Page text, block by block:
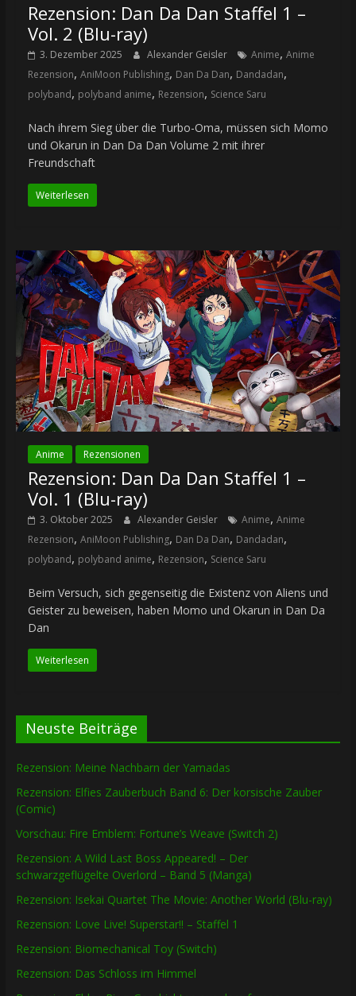
Rezension: Dan Da Dan Staffel 1 –
Vol. 2 (Blu-ray)
3. Dezember 2025 Alexander Geisler Anime, Anime
Rezension, AniMoon Publishing, Dan Da Dan, Dandadan,
polyband, polyband anime, Rezension, Science Saru
Nach ihrem Sieg über die Turbo-Oma, müssen sich Momo
und Okarun in Dan Da Dan Volume 2 mit ihrer
Freundschaft
Weiterlesen
Anime Rezensionen
Rezension: Dan Da Dan Staffel 1 –
Vol. 1 (Blu-ray)
3. Oktober 2025 Alexander Geisler Anime, Anime
Rezension, AniMoon Publishing, Dan Da Dan, Dandadan,
polyband, polyband anime, Rezension, Science Saru
Beim Versuch, sich gegenseitig die Existenz von Aliens und
Geister zu beweisen, haben Momo und Okarun in Dan Da
Dan
Weiterlesen
Neuste Beiträge
Rezension: Meine Nachbarn der Yamadas
Rezension: Elfies Zauberbuch Band 6: Der korsische Zauber
(Comic)
Vorschau: Fire Emblem: Fortune’s Weave (Switch 2)
Rezension: A Wild Last Boss Appeared! – Der
schwarzgeflügelte Overlord – Band 5 (Manga)
Rezension: Isekai Quartet The Movie: Another World (Blu-ray)
Rezension: Love Live! Superstar!! – Staffel 1
Rezension: Biomechanical Toy (Switch)
Rezension: Das Schloss im Himmel